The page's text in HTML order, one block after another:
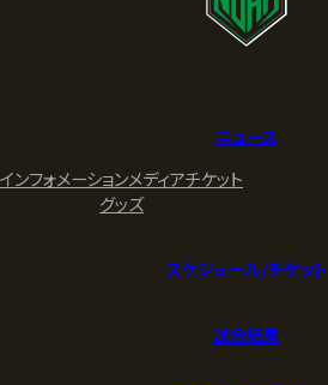
ニュース
インフォメーションメディアチケット
グッズ
スケジュール/チケット
試合結果